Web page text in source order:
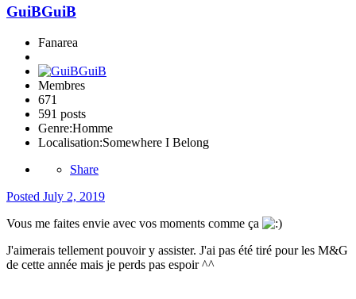
GuiBGuiB
Fanarea
Membres
671
591 posts
Genre:Homme
Localisation:Somewhere I Belong
Share
Posted July 2, 2019
Vous me faites envie avec vos moments comme ça
J'aimerais tellement pouvoir y assister. J'ai pas été tiré pour les M&G
de cette année mais je perds pas espoir ^^